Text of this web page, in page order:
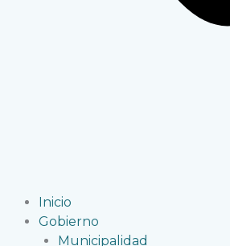
Inicio
Gobierno
Municipalidad